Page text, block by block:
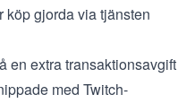
köp gjorda via tjänsten
en extra transaktionsavgift
med Twitch-